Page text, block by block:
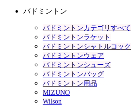
バドミントン
バドミントンカテゴリすべて
バドミントンラケット
バドミントンシャトルコック
バドミントンウェア
バドミントンシューズ
バドミントンバッグ
バドミントン用品
MIZUNO
Wilson